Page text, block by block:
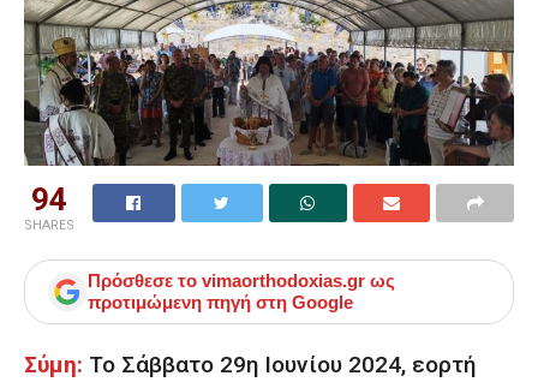
94
SHARES
Πρόσθεσε το vimaorthodoxias.gr ως
προτιμώμενη πηγή στη Google
Σύμη: Το Σάββατο 29η Ιουνίου 2024, εορτή